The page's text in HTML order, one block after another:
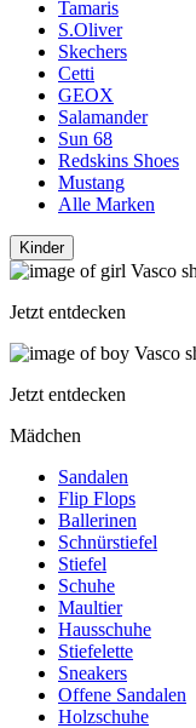
Tamaris
S.Oliver
Skechers
Cetti
GEOX
Salamander
Sun 68
Redskins Shoes
Mustang
Alle Marken
Kinder
Jetzt entdecken
Jetzt entdecken
Mädchen
Sandalen
Flip Flops
Ballerinen
Schnürstiefel
Stiefel
Schuhe
Maultier
Hausschuhe
Stiefelette
Sneakers
Offene Sandalen
Holzschuhe